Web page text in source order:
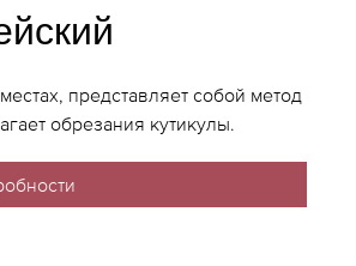
представляет собой метод
обрезания кутикулы.